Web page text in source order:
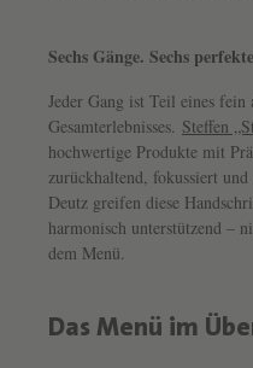
Sechs Gänge. Sechs
Jeder Gang ist Teil eines fein
Gesamterlebnisses. Steffen
hochwertige Produkte mit
zurückhaltend, fokussiert
Deutz greifen diese
harmonisch unterstützend –
dem Menü.
Das Menü im